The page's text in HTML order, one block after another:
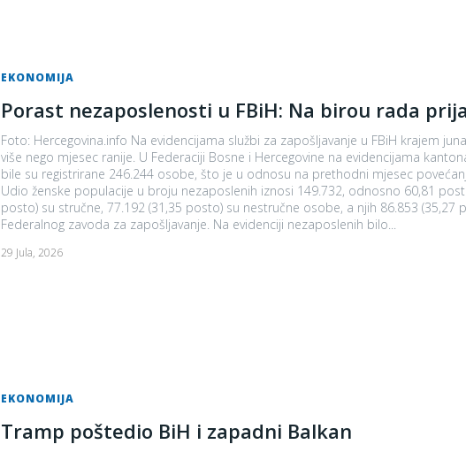
EKONOMIJA
Porast nezaposlenosti u FBiH: Na birou rada
Foto: Hercegovina.info Na evidencijama službi za zapošljavanje u FBiH krajem
više nego mjesec ranije. U Federaciji Bosne i Hercegovine na evidencijama kantonalnih službi za zapošljavanje 30. juna ove godine
bile su registrirane 246.244 osobe, što je u odnosu na prethodni mjesec
Udio ženske populacije u broju nezaposlenih iznosi 149.732, odnosno 60,81 posto. Od ukupnog broja nezaposlenih, 169.052
posto) su stručne, 77.192 (31,35 posto) su nestručne osobe, a njih 86.853
Federalnog zavoda za zapošljavanje. Na evidenciji nezaposlenih bilo...
29 Jula, 2026
EKONOMIJA
Tramp poštedio BiH i zapadni Balkan